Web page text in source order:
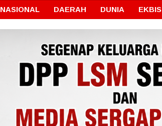
NASIONAL DAERAH DUNIA EKBIS